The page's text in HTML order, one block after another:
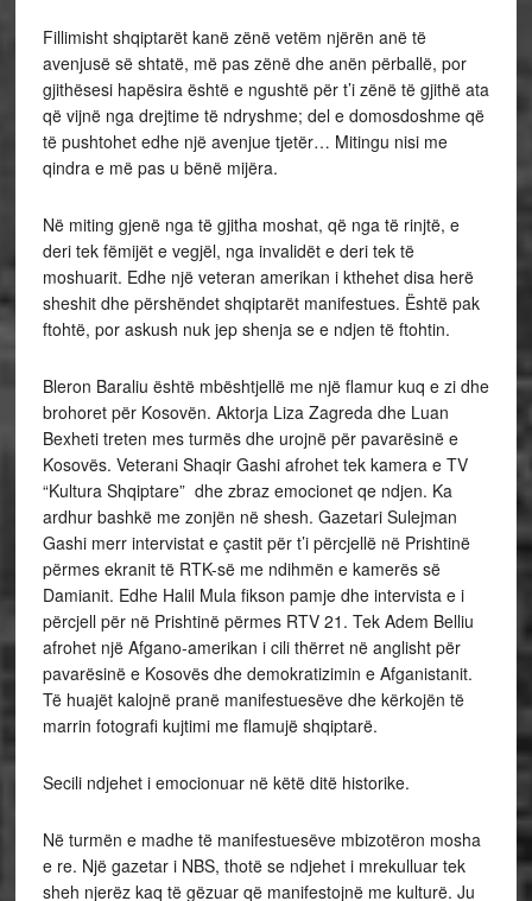
Fillimisht shqiptarët kanë zënë vetëm njërën anë të
avenjusë së shtatë, më pas zënë dhe anën përballë, por
gjithësesi hapësira është e ngushtë për t’i zënë të gjithë ata
që vijnë nga drejtime të ndryshme; del e domosdoshme që
të pushtohet edhe një avenjue tjetër… Mitingu nisi me
qindra e më pas u bënë mijëra.
Në miting gjenë nga të gjitha moshat, që nga të rinjtë, e
deri tek fëmijët e vegjël, nga invalidët e deri tek të
moshuarit. Edhe një veteran amerikan i kthehet disa herë
sheshit dhe përshëndet shqiptarët manifestues. Është pak
ftohtë, por askush nuk jep shenja se e ndjen të ftohtin.
Bleron Baraliu është mbështjellë me një flamur kuq e zi dhe
brohoret për Kosovën. Aktorja Liza Zagreda dhe Luan
Bexheti treten mes turmës dhe urojnë për pavarësinë e
Kosovës. Veterani Shaqir Gashi afrohet tek kamera e TV
“Kultura Shqiptare” dhe zbraz emocionet qe ndjen. Ka
ardhur bashkë me zonjën në shesh. Gazetari Sulejman
Gashi merr intervistat e çastit për t’i përcjellë në Prishtinë
përmes ekranit të RTK-së me ndihmën e kamerës së
Damianit. Edhe Halil Mula fikson pamje dhe intervista e i
përcjell për në Prishtinë përmes RTV 21. Tek Adem Belliu
afrohet një Afgano-amerikan i cili thërret në anglisht për
pavarësinë e Kosovës dhe demokratizimin e Afganistanit.
Të huajët kalojnë pranë manifestuesëve dhe kërkojën të
marrin fotografi kujtimi me flamujë shqiptarë.
Secili ndjehet i emocionuar në këtë ditë historike.
Në turmën e madhe të manifestuesëve mbizotëron mosha
e re. Një gazetar i NBS, thotë se ndjehet i mrekulluar tek
sheh njerëz kaq të gëzuar që manifestojnë me kulturë. Ju